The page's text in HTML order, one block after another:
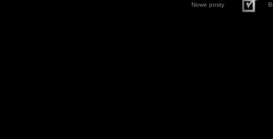
Nowe posty